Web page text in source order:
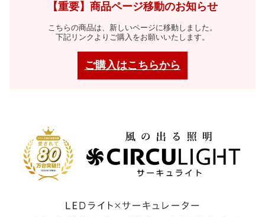
【重要】商品ページ移動のお知らせ
こちらの商品は、新しいページに移動しました。
下記リンクよりご購入をお願いいたします。
ご購入はこちらから